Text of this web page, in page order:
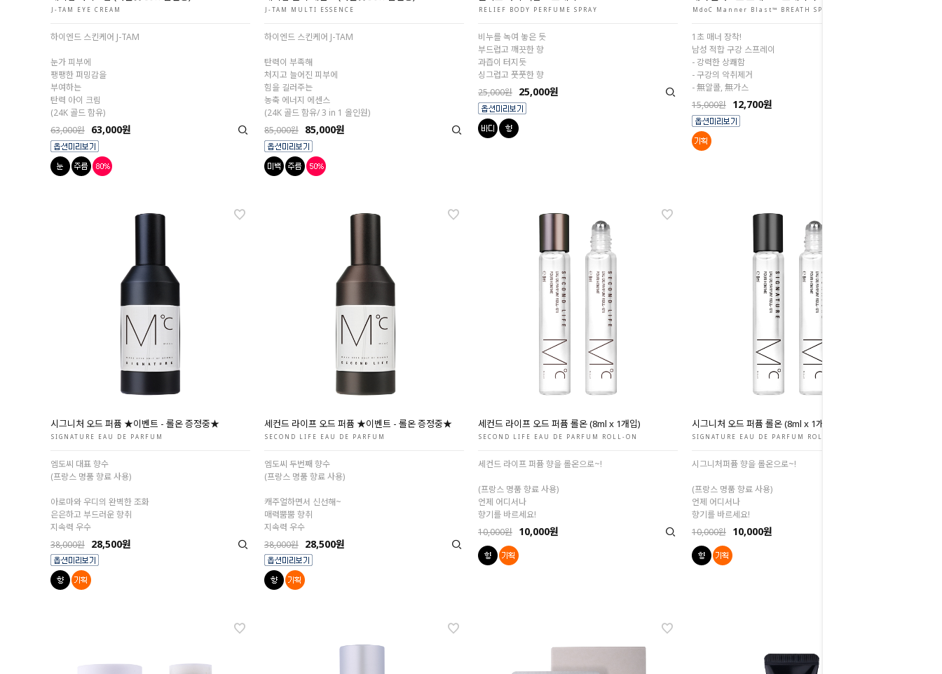
J-TAM EYE CREAM
하이엔드 스킨케어 J-TAM
눈가 피부에
팽팽한 퍼밍감을
부여하는
탄력 아이 크림
(24K 골드 함유)
63,000원 63,000원
J-TAM MULTI ESSENCE
하이엔드 스킨케어 J-TAM
탄력이 부족해
처지고 늘어진 피부에
힘을 길러주는
농축 에너지 에센스
(24K 골드 함유/ 3 in 1 올인원)
85,000원 85,000원
RELIEF BODY PERFUME SPRAY
비누를 녹여 놓은 듯
부드럽고 깨끗한 향
과즙이 터지듯
싱그럽고 풋풋한 향
25,000원 25,000원
MdoC Manner Blast™ BREATH SPRAY
1초 매너 장착!
남성 적합 구강 스프레이
- 강력한 상쾌함
- 구강의 악취제거
- 無알콜, 無가스
15,000원 12,700원
시그니처 오드 퍼퓸 ★이벤트 - 롤온 증정중★
SIGNATURE EAU DE PARFUM
엠도씨 대표 향수
(프랑스 명품 향료 사용)
아로마와 우디의 완벽한 조화
은은하고 부드러운 향취
지속력 우수
38,000원 28,500원
세컨드 라이프 오드 퍼퓸 ★이벤트 - 롤온 증정중★
SECOND LIFE EAU DE PARFUM
엠도씨 두번째 향수
(프랑스 명품 향료 사용)
캐주얼하면서 신선해~
매력뿜뿜 향취
지속력 우수
38,000원 28,500원
세컨드 라이프 오드 퍼퓸 롤온 (8ml x 1개입)
SECOND LIFE EAU DE PARFUM ROLL-ON
세컨드 라이프 퍼퓸 향을 롤온으로~!
(프랑스 명품 향료 사용)
언제 어디서나
향기를 바르세요!
10,000원 10,000원
시그니처 오드 퍼퓸 롤온 (8ml x 1개입)
SIGNATURE EAU DE PARFUM ROLL-ON
시그니처퍼퓸 향을 롤온으로~!
(프랑스 명품 향료 사용)
언제 어디서나
향기를 바르세요!
10,000원 10,000원